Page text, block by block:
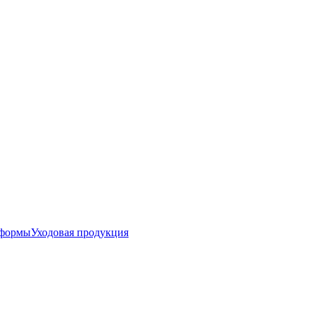
Уходовая продукция